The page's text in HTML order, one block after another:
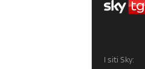
I siti Sky: